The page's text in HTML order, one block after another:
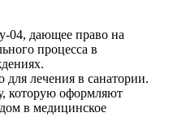
04, дающее право на
процесса в
лечения в санатории.
которую оформляют
в медицинское